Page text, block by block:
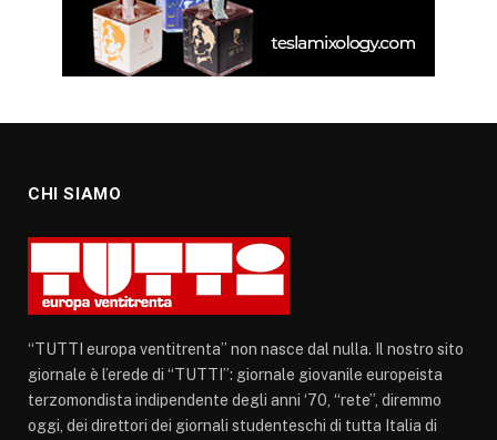
CHI SIAMO
“TUTTI europa ventitrenta” non nasce dal nulla. Il nostro sito
giornale è l’erede di “TUTTI”: giornale giovanile europeista
terzomondista indipendente degli anni ‘70, “rete”, diremmo
oggi, dei direttori dei giornali studenteschi di tutta Italia di